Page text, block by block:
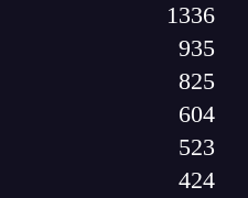
1336
935
825
604
523
424